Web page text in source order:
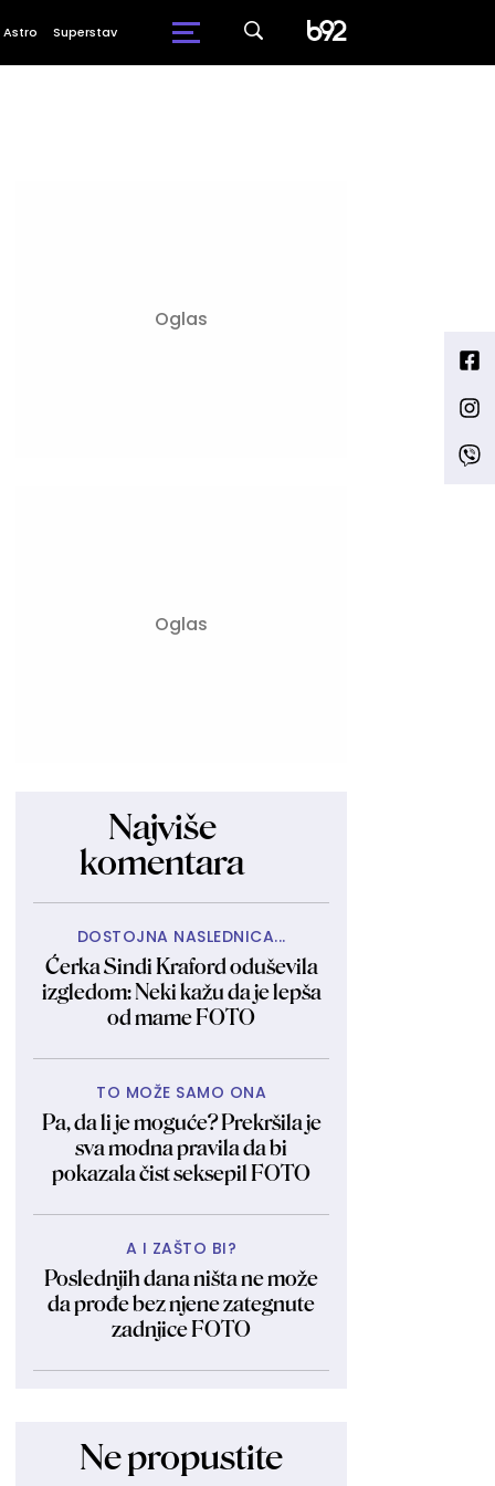
Astro Superstav
Najviše
komentara
DOSTOJNA NASLEDNICA...
Ćerka Sindi Kraford oduševila
izgledom: Neki kažu da je lepša
od mame FOTO
TO MOŽE SAMO ONA
Pa, da li je moguće? Prekršila je
sva modna pravila da bi
pokazala čist seksepil FOTO
A I ZAŠTO BI?
Poslednjih dana ništa ne može
da prođe bez njene zategnute
zadnjice FOTO
Ne propustite